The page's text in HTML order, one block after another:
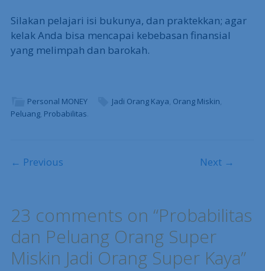
Silakan pelajari isi bukunya, dan praktekkan; agar
kelak Anda bisa mencapai kebebasan finansial
yang melimpah dan barokah.
Personal MONEY Jadi Orang Kaya, Orang Miskin,
Peluang, Probabilitas.
Post navigation
← Previous Next →
23 comments on “Probabilitas
dan Peluang Orang Super
Miskin Jadi Orang Super Kaya”